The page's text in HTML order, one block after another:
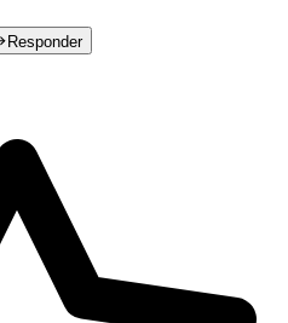
Responder